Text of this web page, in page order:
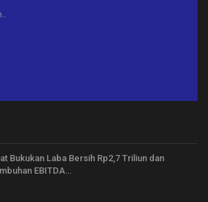
Bukukan Laba Bersih Rp2,7 Triliun dan
EBITDA…